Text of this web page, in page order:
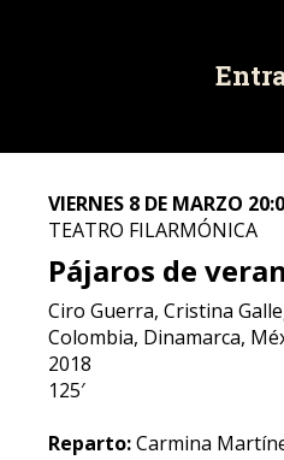
VIERNES 8 DE MARZO
TEATRO FILARMÓNICA
Pájaros de
Ciro Guerra, Cristina
Colombia, Dinamarca,
2018
125′
Reparto:Carmina